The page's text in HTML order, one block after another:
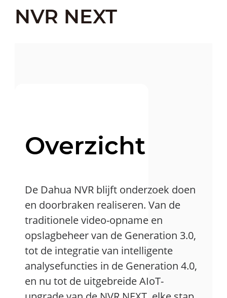
NVR NEXT
Overzicht
De Dahua NVR blijft onderzoek doen
en doorbraken realiseren. Van de
traditionele video-opname en
opslagbeheer van de Generation 3.0,
tot de integratie van intelligente
analysefuncties in de Generation 4.0,
en nu tot de uitgebreide AIoT-